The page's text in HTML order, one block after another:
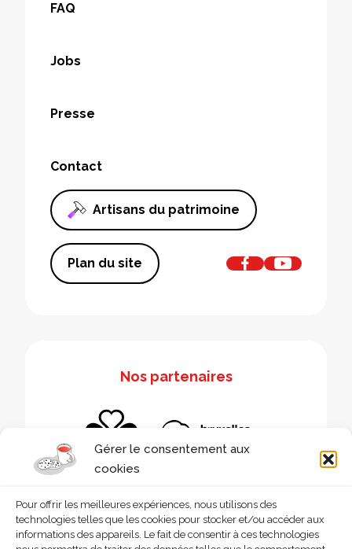
Gérer le consentement aux
cookies
Pour offrir les meilleures expériences, nous utilisons des
technologies telles que les cookies pour stocker et/ou accéder aux
informations des appareils. Le fait de consentir à ces technologies
FAQ
Jobs
Presse
Contact
Artisans du patrimoine
Plan du site
Nos partenaires